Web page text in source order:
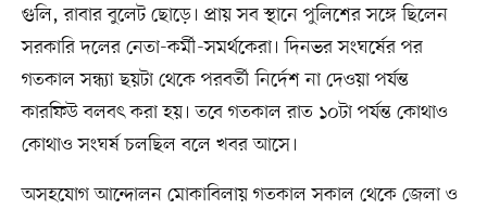
গুলি, রাবার বুলেট ছোড়ে। প্রায় সব স্থানে পুলিশের সঙ্গে ছিলেন
সরকারি দলের নেতা-কর্মী-সমর্থকেরা। দিনভর সংঘর্ষের পর
গতকাল সন্ধ্যা ছয়টা থেকে পরবর্তী নির্দেশ না দেওয়া পর্যন্ত
কারফিউ বলবৎ করা হয়। তবে গতকাল রাত ১০টা পর্যন্ত কোথাও
কোথাও সংঘর্ষ চলছিল বলে খবর আসে।
অসহযোগ আন্দোলন মোকাবিলায় গতকাল সকাল থেকে জেলা ও